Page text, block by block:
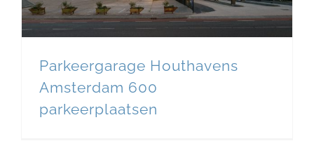
Parkeergarage Houthavens
Amsterdam 600
parkeerplaatsen